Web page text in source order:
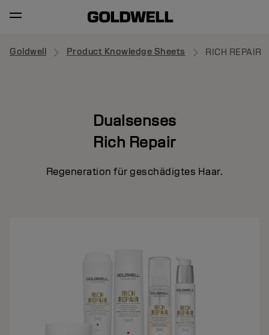
Goldwell Product Knowledge Sheets RICH REPAIR
Dualsenses
Rich Repair
Regeneration für geschädigtes Haar.